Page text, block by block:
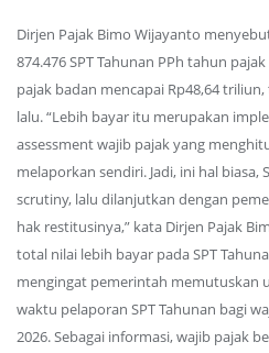
Dirjen Pajak Bimo Wijayanto
874.476 SPT Tahunan PPh tahun
pajak badan mencapai Rp48,64
lalu. “Lebih bayar itu merupakan
assessment wajib pajak yang
melaporkan sendiri. Jadi, ini hal biasa,
scrutiny, lalu dilanjutkan dengan
hak restitusinya,” kata Dirjen Pajak
total nilai lebih bayar pada SPT
mengingat pemerintah memutuskan
waktu pelaporan SPT Tahunan bagi
2026. Sebagai informasi, wajib pajak